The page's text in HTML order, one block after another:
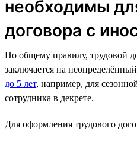
необходимы
договора с
По общему правилу, трудовой
заключается на
до 5 лет, например, для
сотрудника в декрете.
Для оформления трудового